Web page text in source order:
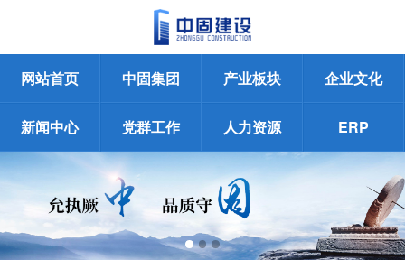
网站首页 中固集团 产业板块 企业文化
新闻中心 党群工作 人力资源 ERP